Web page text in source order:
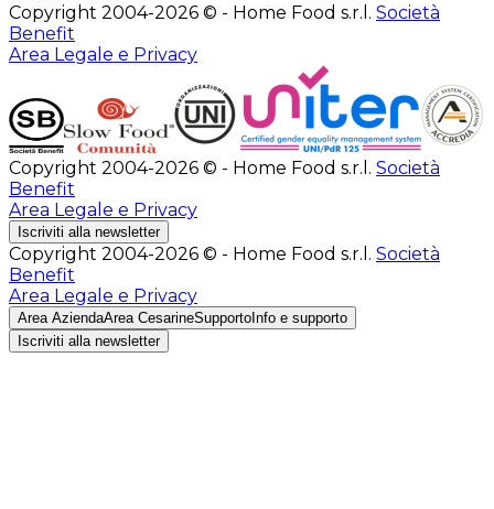
Copyright 2004-2026 © - Home Food s.r.l. Società
Benefit
Area Legale e Privacy
Copyright 2004-2026 © - Home Food s.r.l. Società
Benefit
Area Legale e Privacy
Iscriviti alla newsletter
Copyright 2004-2026 © - Home Food s.r.l. Società
Benefit
Area Legale e Privacy
Area AziendaArea CesarineSupporto Info e supporto
Iscriviti alla newsletter